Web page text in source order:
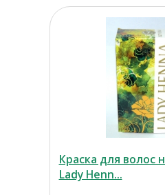
Краска для волос
Lady Henn...